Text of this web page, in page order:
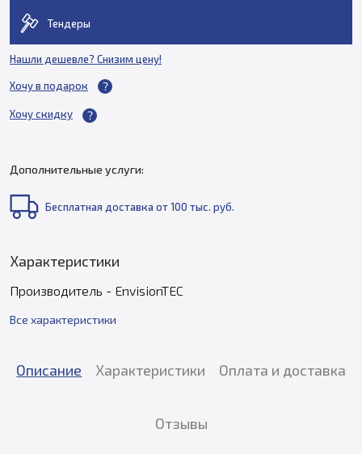
Тендеры
Нашли дешевле? Снизим цену!
Хочу в подарок
Хочу скидку
Дополнительные услуги:
Бесплатная доставка от 100 тыс. руб.
Характеристики
Производитель - EnvisionTEC
Все характеристики
Описание Характеристики Оплата и доставка
Отзывы